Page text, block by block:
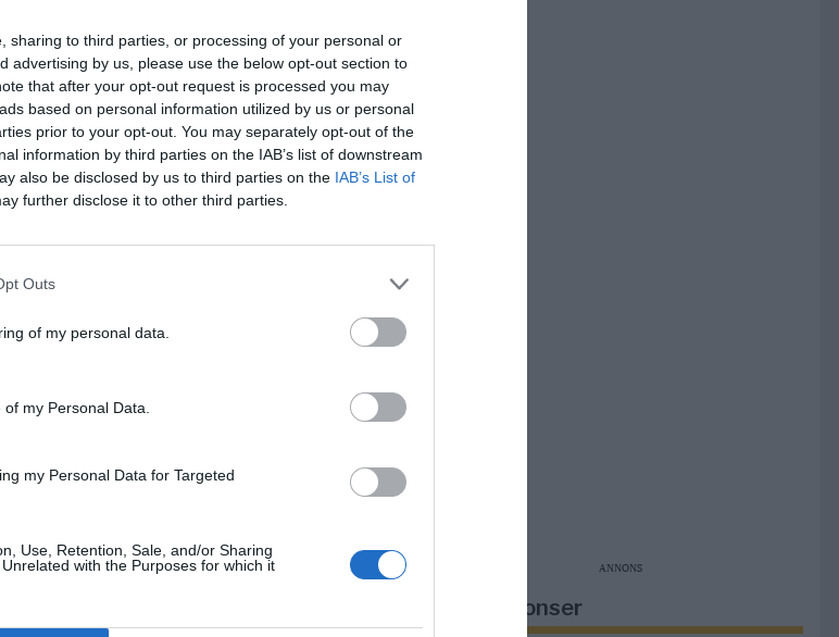
sharing to third parties, or processing of your personal or
advertising by us, please use the below opt-out section to
that after your opt-out request is processed you may
based on personal information utilized by us or personal
prior to your opt-out. You may separately opt-out of the
information by third parties on the IAB’s list of downstream
also be disclosed by us to third parties on the IAB’s List of
further disclose it to other third parties.
Outs
of my personal data.
my Personal Data.
my Personal Data for Targeted
Use, Retention, Sale, and/or Sharing
with the Purposes for which it
Så många är
långtidsarbetslösa i
Norrtälje
Bino Drummond gör
i styrelse
Säkerhetslösningar i
väljer inbrottslarm,
kameraövervakning och
passersystem
ANNONS
Riksannonser